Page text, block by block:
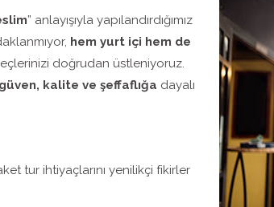
” anlayışıyla yapılandırdığımız
hem yurt içi hem de
doğrudan üstleniyoruz.
kalite ve şeffaflığa dayalı
tur ihtiyaçlarını yenilikçi fikirler